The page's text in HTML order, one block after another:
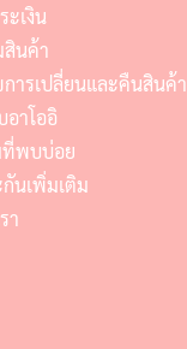
ะเงิน
นค้า
การเปลี่ยนและคืนสินค้า
อาโออิ
ที่พบบ่อย
นเพิ่มเติม
า